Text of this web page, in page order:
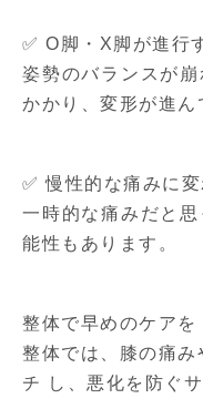
✅ O脚・X脚が進行
姿勢のバランスが
かかり、変形が進ん
✅ 慢性的な痛みに変
一時的な痛みだと
能性もあります。
整体で早めのケアを
整体では、膝の痛
チ し、悪化を防ぐ